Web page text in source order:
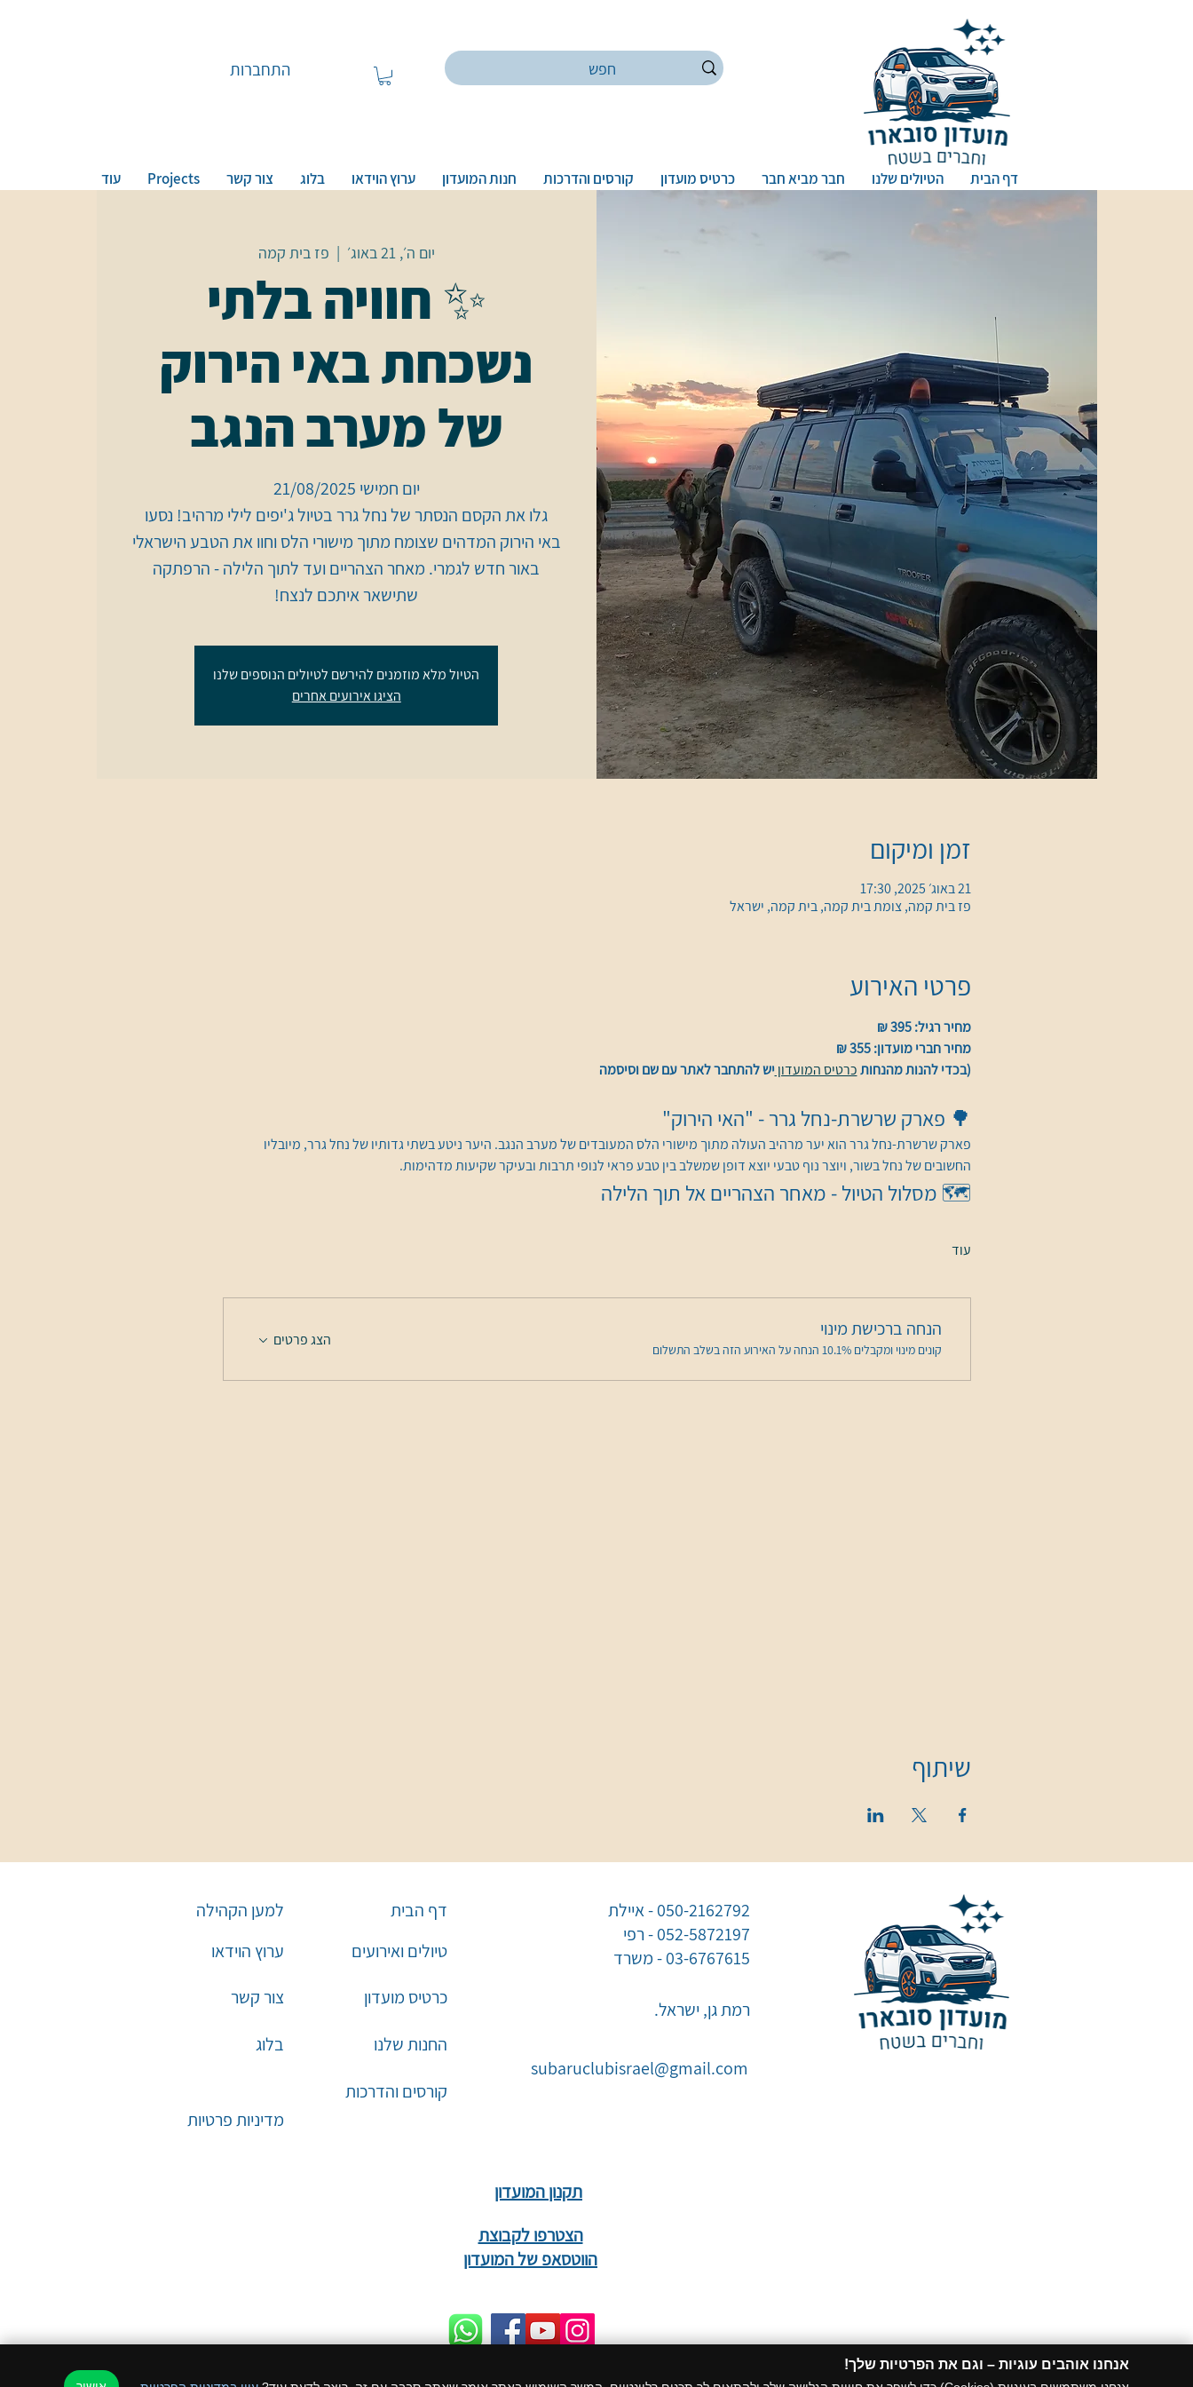
התחברות
דף הבית הטיולים שלנו חבר מביא חבר כרטיס מועדון קורסים והדרכות חנות המועדון ערוץ הוידאו בלוג צור קשר Projects עוד
יום ה׳, 21 באוג׳
  |
פז בית קמה
✨ חוויה בלתי
נשכחת באי הירוק
של מערב הנגב
גלו את הקסם הנסתר של נחל גרר בטיול ג'יפים לילי מרהיב! נסעו
באי הירוק המדהים שצומח מתוך מישורי הלס וחוו את הטבע הישראלי
באור חדש לגמרי. מאחר הצהריים ועד לתוך הלילה - הרפתקה
שתישאר איתכם לנצח!
הטיול מלא מוזמנים להירשם לטיולים הנוספים שלנו
הציגו אירועים אחרים
זמן ומיקום
21 באוג׳ 2025, 17:30
פז בית קמה, צומת בית קמה, בית קמה, ישראל
פרטי האירוע
מחיר רגיל: 395 ₪
מחיר חברי מועדון: 355 ₪
(בכדי להנות מהנחות כרטיס המועדון יש להתחבר לאתר עם שם וסיסמה
🌳 פארק שרשרת-נחל גרר - "האי הירוק"
פארק שרשרת-נחל גרר הוא יער מרהיב העולה מתוך מישורי הלס המעובדים של מערב הנגב. היער ניטע בשתי גדותיו של נחל גרר, מיובליו
החשובים של נחל בשור, ויוצר נוף טבעי יוצא דופן שמשלב בין טבע פראי לנופי תרבות ובעיקר שקיעות מדהימות.
🗺️ מסלול הטיול - מאחר הצהריים אל תוך הלילה
עוד
הנחה ברכישת מינוי
קונים מינוי ומקבלים 10.1% הנחה על האירוע הזה בשלב התשלום
הצג פרטים
שיתוף
למען הקהילה
ערוץ הוידאו
צור קשר
בלוג
דף הבית
טיולים ואירועים
כרטיס מועדון
החנות שלנו
קורסים והדרכות
050-2162792 - איילת
052-5872197 - רפי
03-6767615 - משרד
רמת גן, ישראל.
subaruclubisrael@gmail.com
מדיניות פרטיות
תקנון המועדון
הצטרפו לקבוצת
הווטסאפ של המועדון
אנחנו אוהבים עוגיות – וגם את הפרטיות שלך!​